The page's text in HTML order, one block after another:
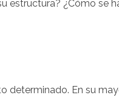
estructura? ¿Cómo se
determinado. En su